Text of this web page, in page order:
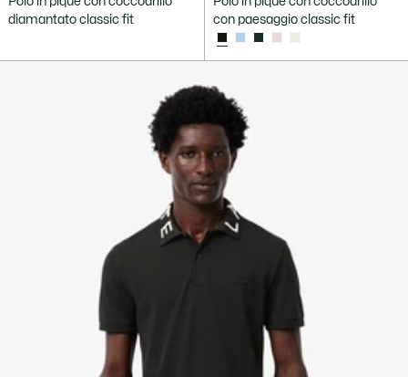
diamantato classic fit
con paesaggio classic fit